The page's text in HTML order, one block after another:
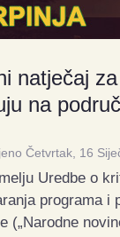
natječaj
na
Četvrtak, 16
Uredbe o
programa i
(„Narodne